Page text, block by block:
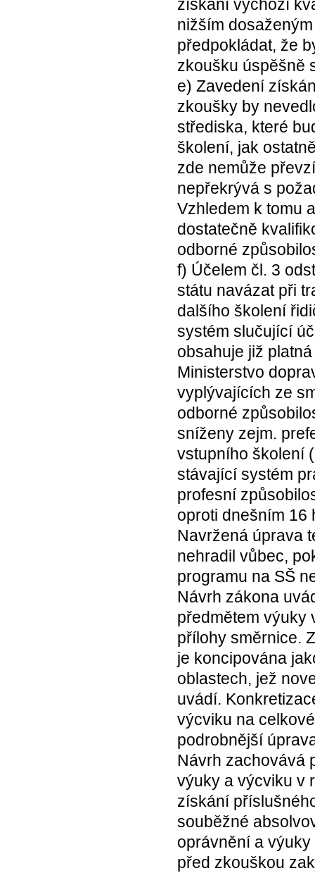
získání výchozí
nižším
předpokládat, že
zkoušku úspěšně
e) Zavedení
zkoušky by
střediska, které
školení, jak
zde nemůže
nepřekrývá s
Vzhledem k tomu
dostatečně
odborné
f) Účelem čl. 3
státu navázat při
dalšího školení
systém slučující
obsahuje již
Ministerstvo
vyplývajících ze
odborné
sníženy zejm.
vstupního školení
stávající systém
profesní
oproti dnešním 16
Navržená úprava
nehradil vůbec,
programu na SŠ
Návrh zákona
předmětem výuky
přílohy směrnice.
je koncipována
oblastech, jež
uvádí.
výcviku na
podrobnější
Návrh zachovává
výuky a výcviku v
získání
souběžné
oprávnění a
před zkouškou